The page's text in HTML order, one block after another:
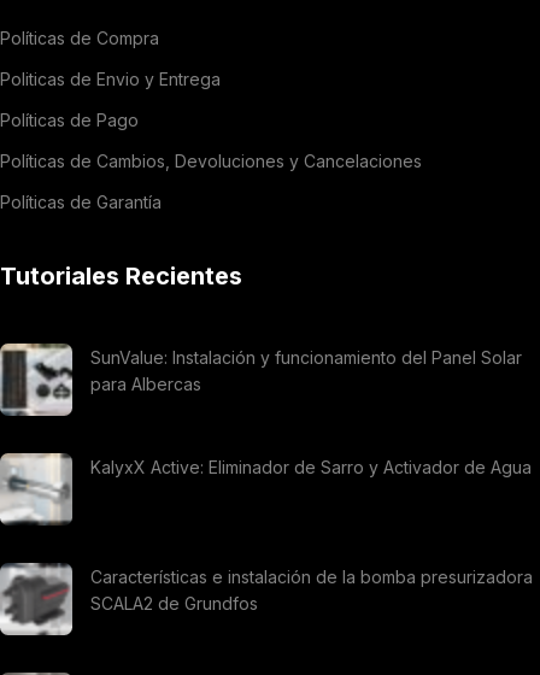
Políticas de Compra
Politicas de Envio y Entrega
Políticas de Pago
Políticas de Cambios, Devoluciones y Cancelaciones
Políticas de Garantía
Tutoriales Recientes
SunValue: Instalación y funcionamiento del Panel Solar
para Albercas
KalyxX Active: Eliminador de Sarro y Activador de Agua
Características e instalación de la bomba presurizadora
SCALA2 de Grundfos